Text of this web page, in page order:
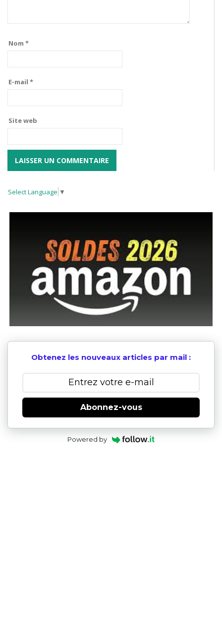
Nom *
E-mail *
Site web
Select Language ▼
Obtenez les nouveaux articles par mail :
Abonnez-vous
Powered by